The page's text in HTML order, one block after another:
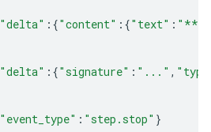
"delta" :{"content" :{"text" :
"delta" :{"signature" : "..." ,
"event_type" : "step.stop" }